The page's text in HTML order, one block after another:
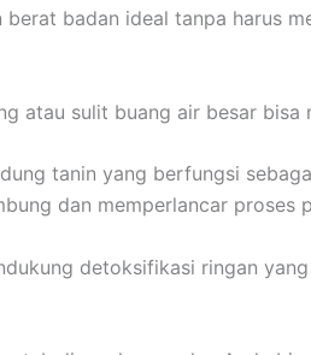
badan ideal tanpa harus
atau sulit buang air besar
tanin yang berfungsi
dan memperlancar proses
detoksifikasi ringan